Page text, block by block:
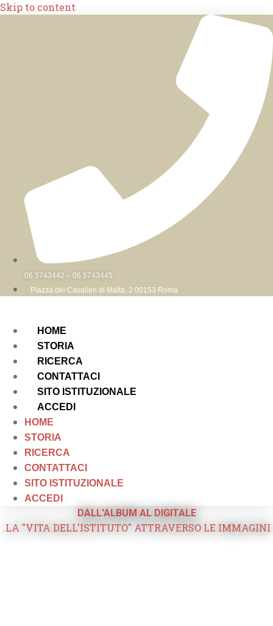
Skip to content
06 5743442 – 06 5743445
Piazza dei Cavalieri di Malta, 2 00153 Roma
HOME
STORIA
RICERCA
CONTATTACI
SITO ISTITUZIONALE
ACCEDI
HOME
STORIA
RICERCA
CONTATTACI
SITO ISTITUZIONALE
ACCEDI
DALL'ALBUM AL DIGITALE
.LA "VITA DELL'ISTITUTO" ATTRAVERSO LE IMMAGINI